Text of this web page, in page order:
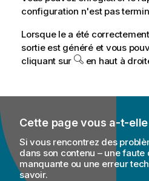
configuration n'est pas
Lorsque le a été
sortie est généré et vous
cliquant sur
en haut à
Cette page vous a-t-
Si vous rencontrez des
dans son contenu – une
manquante ou une erreur
savoir.